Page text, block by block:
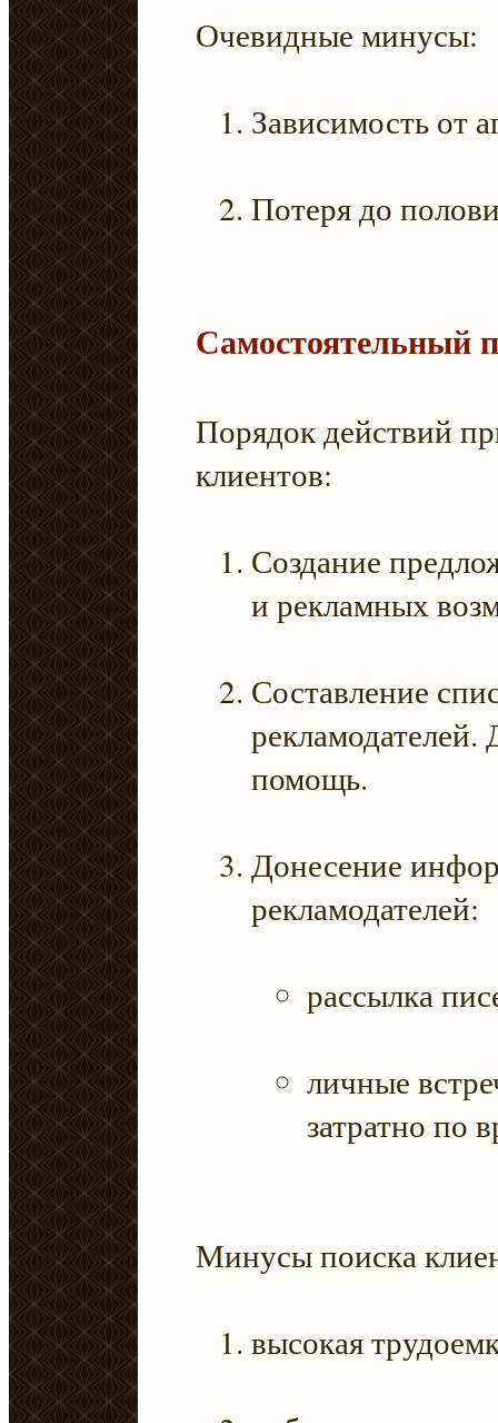
Очевидные минусы:
Зависимость от
Потеря до
Самостоятельный
Порядок действий
клиентов:
Создание
и рекламных
Составление
помощь.
Донесение
рекламодателей:
рассылка
личные
затратно по
Минусы поиска
высокая